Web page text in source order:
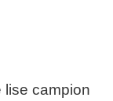
lise campion